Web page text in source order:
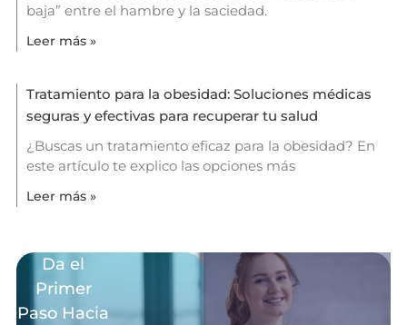
baja” entre el hambre y la saciedad.
Leer más »
Tratamiento para la obesidad: Soluciones médicas
seguras y efectivas para recuperar tu salud
¿Buscas un tratamiento eficaz para la obesidad? En
este artículo te explico las opciones más
Leer más »
Da el
Primer
Paso Hacia